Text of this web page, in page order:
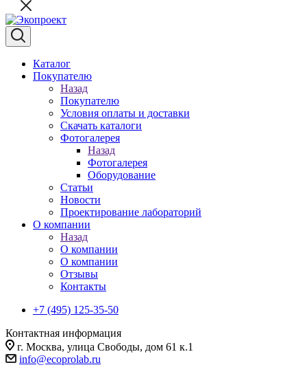
Каталог
Покупателю
Назад
Покупателю
Условия оплаты и доставки
Скачать каталоги
Фотогалерея
Назад
Фотогалерея
Оборудование
Статьи
Новости
Проектирование лабораторий
О компании
Назад
О компании
О компании
Отзывы
Контакты
+7 (495) 125-35-50
Контактная информация
г. Москва, улица Свободы, дом 61 к.1
info@ecoprolab.ru